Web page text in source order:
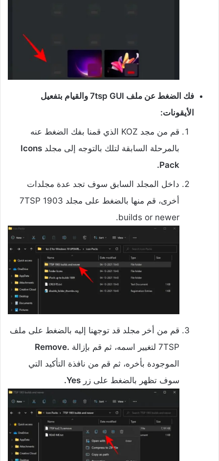
فك الضغط عن ملف 7tsp GUI والقيام بتفعيل
الأيقونات:
قم من مجد KOZ الذي قمنا بفك الضغط عنه
بالمرحلة السابقة لتلك بالتوجه إلى مجلد Icons
Pack.
داخل المجلد السابق سوف تجد عدة مجلدات
أخرى، قم منها بالضغط على مجلد 7TSP 1903
builds or newer.
قم من أخر مجلد قد توجهنا إليه بالضغط على ملف
7TSP لتغيير اسمه، ثم قم بإزالة
.Remove
الموجودة بأخره، ثم قم من نافذة التأكيد التي
سوف تظهر بالضغط على زر Yes.